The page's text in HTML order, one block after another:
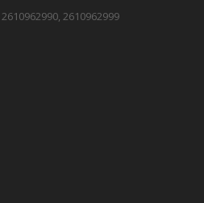
2610962999